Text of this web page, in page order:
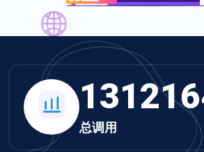
总调用